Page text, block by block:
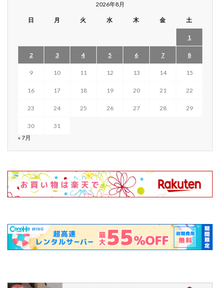
2026年8月
日 月 火 水 木 金 土
1
2 3 4 5 6 7 8
9 10 11 12 13 14 15
16 17 18 19 20 21 22
23 24 25 26 27 28 29
30
31
« 7月